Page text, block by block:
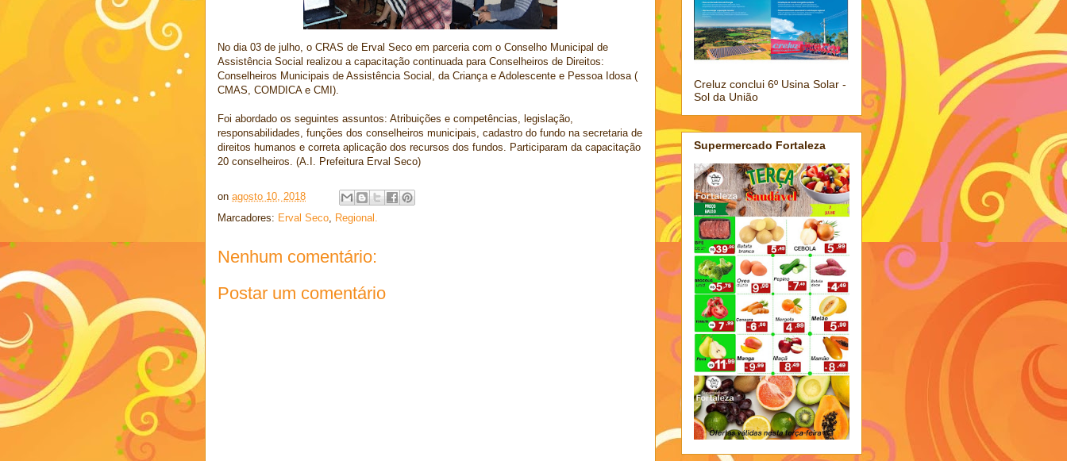
No dia 03 de julho, o CRAS de Erval Seco em parceria com o Conselho Municipal de
Assistência Social realizou a capacitação continuada para Conselheiros de Direitos:
Conselheiros Municipais de Assistência Social, da Criança e Adolescente e Pessoa Idosa (
CMAS, COMDICA e CMI).
Foi abordado os seguintes assuntos: Atribuições e competências, legislação,
responsabilidades, funções dos conselheiros municipais, cadastro do fundo na secretaria de
direitos humanos e correta aplicação dos recursos dos fundos. Participaram da capacitação
20 conselheiros. (A.I. Prefeitura Erval Seco)
on agosto 10, 2018
Marcadores: Erval Seco, Regional.
Nenhum comentário:
Postar um comentário
Creluz conclui 6º Usina Solar -
Sol da União
Supermercado Fortaleza